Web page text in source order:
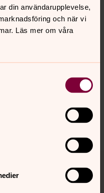
din användarupplevelse,
och när vi
Läs mer om våra
på sidans